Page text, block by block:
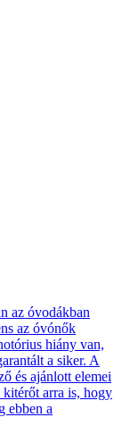
az óvodákban
az óvónők
hiány van,
a siker. A
és ajánlott elemei
arra is, hogy
ebben a